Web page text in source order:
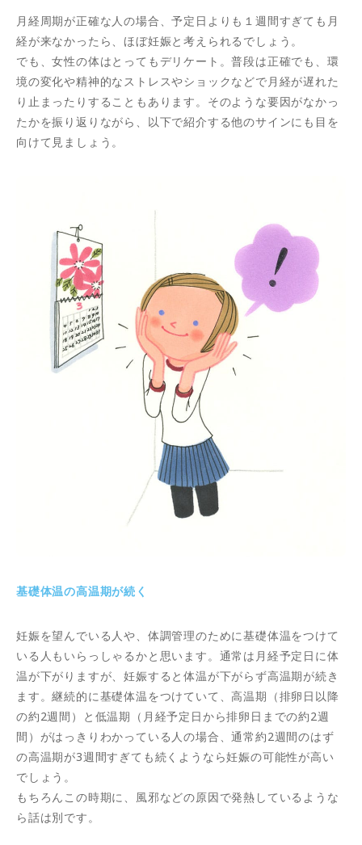
月経周期が正確な人の場合、予定日よりも１週間すぎても月
経が来なかったら、ほぼ妊娠と考えられるでしょう。
でも、女性の体はとってもデリケート。普段は正確でも、環
境の変化や精神的なストレスやショックなどで月経が遅れた
り止まったりすることもあります。そのような要因がなかっ
たかを振り返りながら、以下で紹介する他のサインにも目を
向けて見ましょう。
基礎体温の高温期が続く
妊娠を望んでいる人や、体調管理のために基礎体温をつけて
いる人もいらっしゃるかと思います。通常は月経予定日に体
温が下がりますが、妊娠すると体温が下がらず高温期が続き
ます。継続的に基礎体温をつけていて、高温期（排卵日以降
の約2週間）と低温期（月経予定日から排卵日までの約2週
間）がはっきりわかっている人の場合、通常約2週間のはず
の高温期が3週間すぎても続くようなら妊娠の可能性が高い
でしょう。
もちろんこの時期に、風邪などの原因で発熱しているような
ら話は別です。